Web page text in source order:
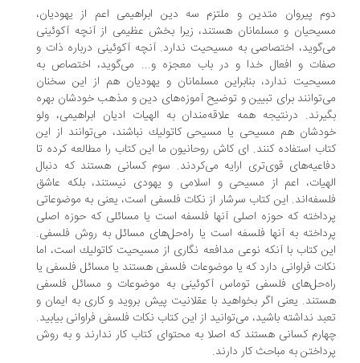
پیروان متدین و ملتزم سه دین ابراهیمی اعم از یهودیان،
و مسلمانان هستند، زیرا بخش عظیمی از آنچه آكوئینی
اختصاصی به مسیحیت ندارد. آنچه آكوئینی درباره ذات و
و افعال خدا و در باب معجزه و... می‌گوید، اختصاص به
ندارد، بنابراین مسلمانان و یهودیان هم از این سخنان
برای تبیین و توضیح آموزه‌های دین و مذهب خودشان بهره
درنتیجه همه علاقه‌مندان به الهیات ادیان ابراهیمی، ولو
هم مسیحی یا مسیحی كاتولیك نباشند، می‌توانند از این
استفاده كنند. ای كاش روحانیون ما این كتاب را مطالعه كرده تا
قوی‌تری ارایه می‌كردند. سوم كسانی هستند كه دنبال
اعم از مسیحی و اسلامی و یهودی نیستند، بلكه عاشق
این كتاب سرشار از نكات فلسفی است، یعنی به موضوعاتی
كه حوزه اصلی آنها فلسفه است یا مسائلی كه حوزه اصلی
به آنها فلسفه است یا راه‌حل‌های مسائل به روش فلسفی.
كتاب با آنكه نوعی مدافعه نگاری از مسیحیت كاتولیك است، اما
فراوانی دارد كه یا موضوعات فلسفی هستند یا مسائل فلسفی یا
فلسفی توماس آكوئینی به موضوعات و مسائل فلسفی
یعنی اگر بخواهید با عقلانیت پیش بروید و كاری به ایمان و
نداشته باشید، می‌توانید از این كتاب نكات فلسفی فراوانی بیابید.
كسانی هستند كه اصلا به محتوای كتاب كار ندارند و به روش
به مباحث كار دارند.